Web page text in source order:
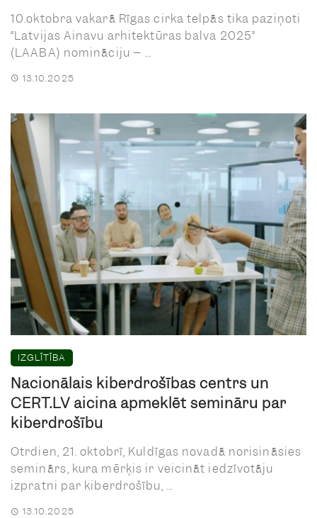
10.oktobra vakarā Rīgas cirka telpās tika paziņoti
“Latvijas Ainavu arhitektūras balva 2025”
(LAABA) nomināciju – ...
13.10.2025
IZGLĪTĪBA
Nacionālais kiberdrošības centrs un
CERT.LV aicina apmeklēt semināru par
kiberdrošību
Otrdien, 21. oktobrī, Kuldīgas novadā norisināsies
seminārs, kura mērķis ir veicināt iedzīvotāju
izpratni par kiberdrošību, ...
13.10.2025